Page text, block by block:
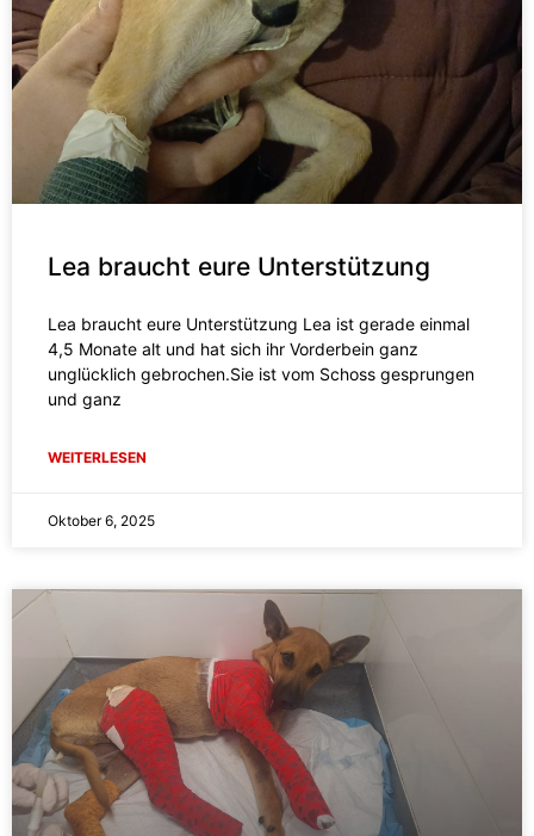
Lea braucht eure Unterstützung
Lea braucht eure Unterstützung Lea ist gerade einmal
4,5 Monate alt und hat sich ihr Vorderbein ganz
unglücklich gebrochen.Sie ist vom Schoss gesprungen
und ganz
WEITERLESEN
Oktober 6, 2025